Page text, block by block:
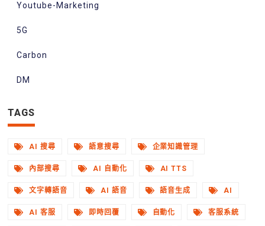
Youtube-Marketing
5G
Carbon
DM
TAGS
AI 搜尋 語意搜尋 企業知識管理
內部搜尋 AI 自動化 AI TTS
文字轉語音 AI 語音 語音生成 AI
AI 客服 即時回覆 自動化 客服系統